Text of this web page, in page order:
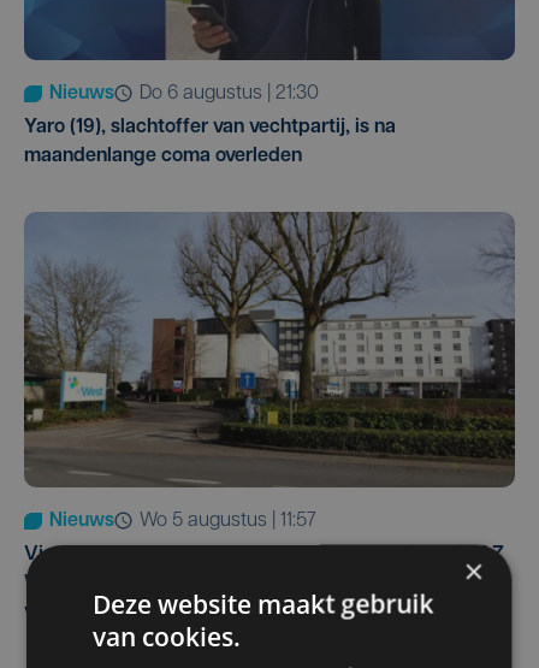
Nieuws
do 6 augustus | 21:30
Yaro (19), slachtoffer van vechtpartij, is na
maandenlange coma overleden
Nieuws
wo 5 augustus | 11:57
Vier Oostendse gynaecologen versterken dienst in AZ
West, dat ook een nieuwe voltijdse gynaecoloog
verwelkomt
×
Deze website maakt gebruik
van cookies.